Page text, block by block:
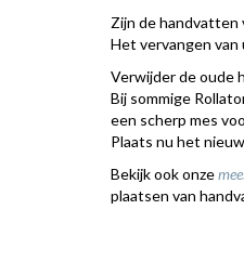
Zijn de handvatten
Het vervangen
Verwijder de oude
Bij sommige
een scherp mes
Plaats nu het
Bekijk ook onze
plaatsen van